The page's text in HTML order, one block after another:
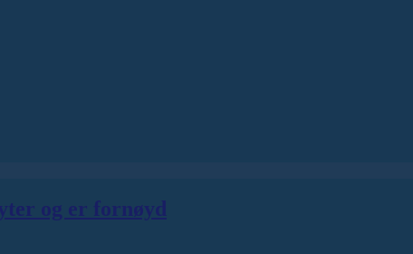
og er fornøyd